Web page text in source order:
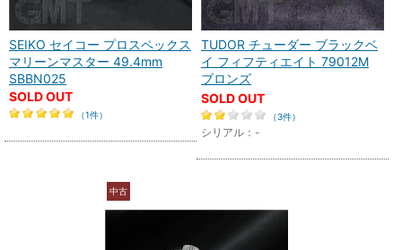
SEIKO セイコー プロスペックス
マリーンマスター 49.4mm
SBBN025
SOLD OUT
（1件）
TUDOR チューダー ブラックベ
イ フィフティエイト 79012M
ブロンズ
SOLD OUT
（3件）
シリアル：-
中古